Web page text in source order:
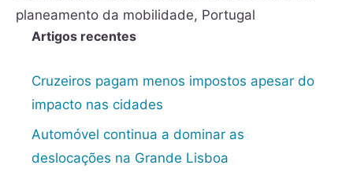
planeamento da mobilidade, Portugal
Artigos recentes
Cruzeiros pagam menos impostos apesar do
impacto nas cidades
Automóvel continua a dominar as
deslocações na Grande Lisboa